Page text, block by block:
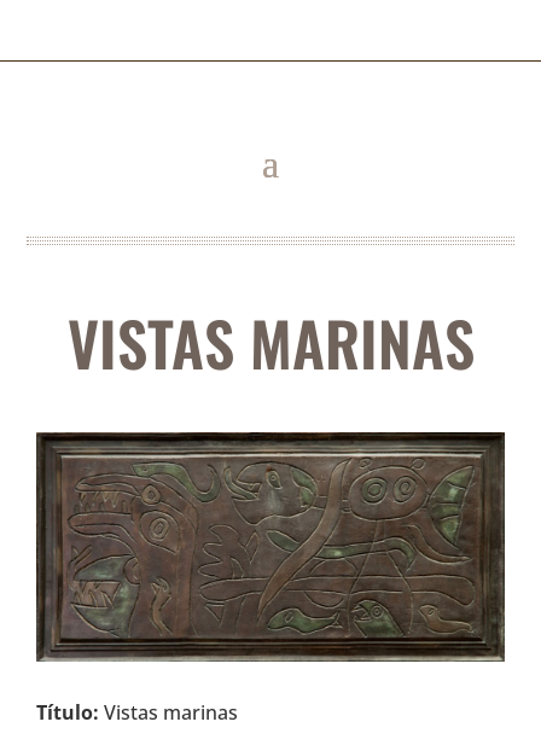
VISTAS MARINAS
Título: Vistas marinas